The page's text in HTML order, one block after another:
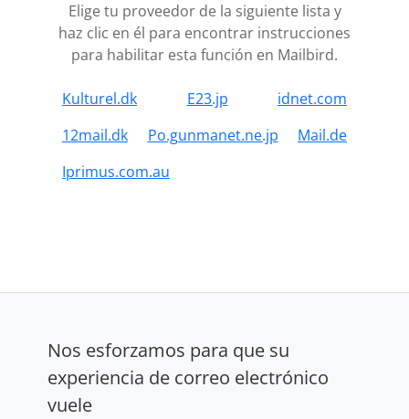
Elige tu proveedor de la siguiente lista y
haz clic en él para encontrar instrucciones
para habilitar esta función en Mailbird.
Kulturel.dk E23.jp
idnet.com
12mail.dk
Po.gunmanet.ne.jp
Mail.de
Iprimus.com.au
Nos esforzamos para que su
experiencia de correo electrónico
vuele